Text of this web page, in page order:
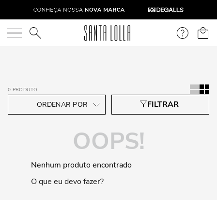
O que você está procurando?
0 PRODUTO
OOPS!
Nenhum produto encontrado
O que eu devo fazer?